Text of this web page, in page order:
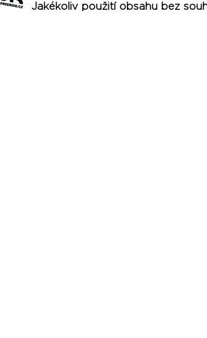
Jakékoliv použití obsahu bez